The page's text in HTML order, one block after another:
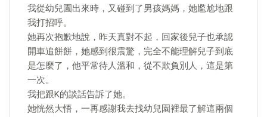
我從幼兒園出來時，又碰到了男孩媽媽，她尷尬地跟
我打招呼。
她再次抱歉地說，昨天真對不起，回家後兒子也承認
開車追餅餅，她感到很震驚，完全不能理解兒子到底
是怎麼了，他平常待人溫和，從不欺負別人，這是第
一次。
我把跟K的談話告訴了她。
她恍然大悟，一再感謝我去找幼兒園裡最了解這兩個